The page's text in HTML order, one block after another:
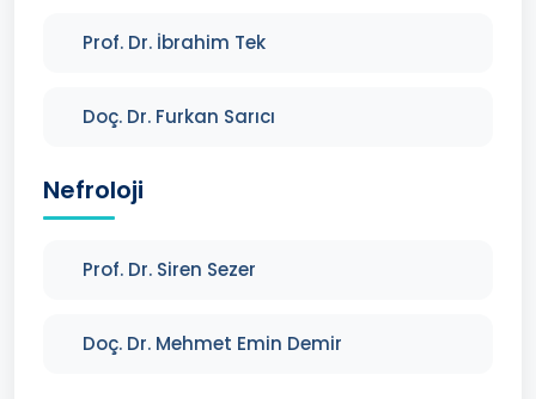
Prof. Dr. İbrahim Tek
Doç. Dr. Furkan Sarıcı
Nefroloji
Prof. Dr. Siren Sezer
Doç. Dr. Mehmet Emin Demir